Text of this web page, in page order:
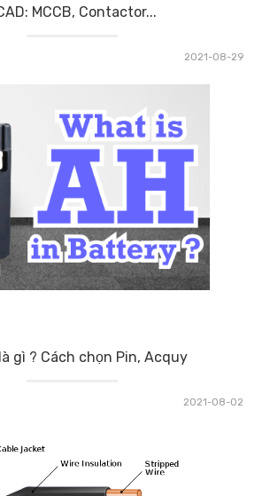
MCCB, Contactor...
2021-08-29
gì ? Cách chọn Pin, Acquy
2021-08-02